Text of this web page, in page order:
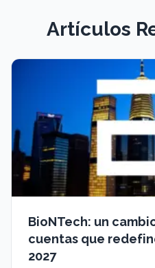
Artículos
BioNTech: un
cuentas que
2027